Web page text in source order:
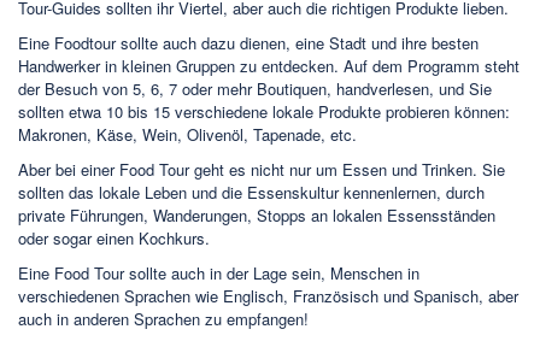
Tour-Guides sollten ihr Viertel, aber auch die richtigen Produkte lieben.
Eine Foodtour sollte auch dazu dienen, eine Stadt und ihre besten
Handwerker in kleinen Gruppen zu entdecken. Auf dem Programm steht
der Besuch von 5, 6, 7 oder mehr Boutiquen, handverlesen, und Sie
sollten etwa 10 bis 15 verschiedene lokale Produkte probieren können:
Makronen, Käse, Wein, Olivenöl, Tapenade, etc.
Aber bei einer Food Tour geht es nicht nur um Essen und Trinken. Sie
sollten das lokale Leben und die Essenskultur kennenlernen, durch
private Führungen, Wanderungen, Stopps an lokalen Essensständen
oder sogar einen Kochkurs.
Eine Food Tour sollte auch in der Lage sein, Menschen in
verschiedenen Sprachen wie Englisch, Französisch und Spanisch, aber
auch in anderen Sprachen zu empfangen!